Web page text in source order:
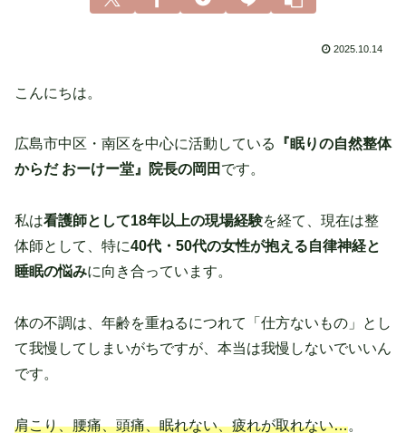
2025.10.14
こんにちは。
広島市中区・南区を中心に活動している
『眠りの自然整体
からだ おーけー堂』院長の岡田 です。
私は看護師として18年以上の現場経験を経て、現在は整
体師として、特に40代・50代の女性が抱える自律神経と
睡眠の悩みに向き合っています。
体の不調は、年齢を重ねるにつれて「仕方ないもの」とし
て我慢してしまいがちですが、本当は我慢しないでいいん
です。
肩こり、腰痛、頭痛、眠れない、疲れが取れない…。